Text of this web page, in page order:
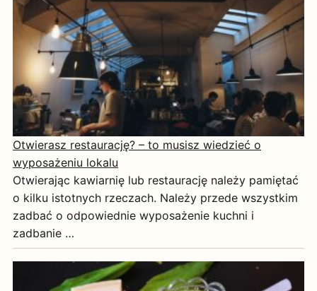
Otwierasz restaurację? – to musisz wiedzieć o
wyposażeniu lokalu
Otwierając kawiarnię lub restaurację należy pamiętać
o kilku istotnych rzeczach. Należy przede wszystkim
zadbać o odpowiednie wyposażenie kuchni i
zadbanie …